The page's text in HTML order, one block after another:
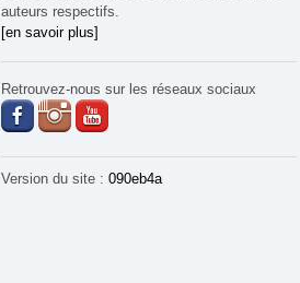
auteurs respectifs.
[en savoir plus]
Retrouvez-nous sur les réseaux sociaux
Version du site : 090eb4a